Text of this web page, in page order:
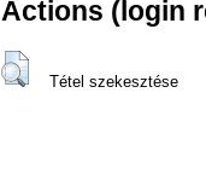
Actions (login
Tétel szekesztése